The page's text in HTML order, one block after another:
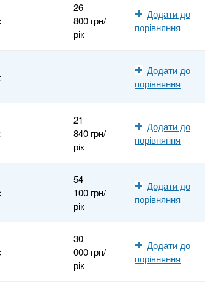
26
800 грн/
рік
Додати до
порівняння
Додати до
порівняння
21
840 грн/
рік
Додати до
порівняння
54
100 грн/
рік
Додати до
порівняння
30
000 грн/
рік
Додати до
порівняння